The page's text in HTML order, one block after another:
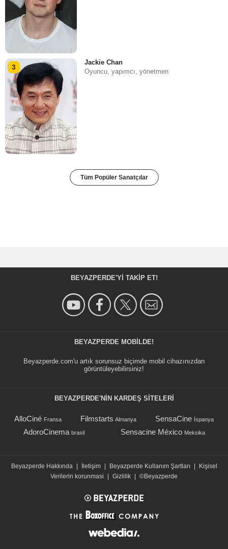
3
Jackie Chan
Oyuncu, yapımcı, yönetmen
Tüm Popüler Sanatçılar
BEYAZPERDE'YI TAKIP ET!
BEYAZPERDE MOBILDE!
Beyazperde.com'u artık sorunsuz biçimde mobil cihazınızdan
görüntüleyebilirsiniz!
BEYAZPERDE'NIN KARDEŞ SİTELERİ
AlloCiné Fransa Filmstarts Almanya SensaCine İspanya
AdoroCinema brasil Sensacine México Meksika
Beyazperde Hakkında İletişim Beyazperde Kullanım Şartları
Kişisel
Verilerin korunmasi
Gizlilik ©Beyazperde